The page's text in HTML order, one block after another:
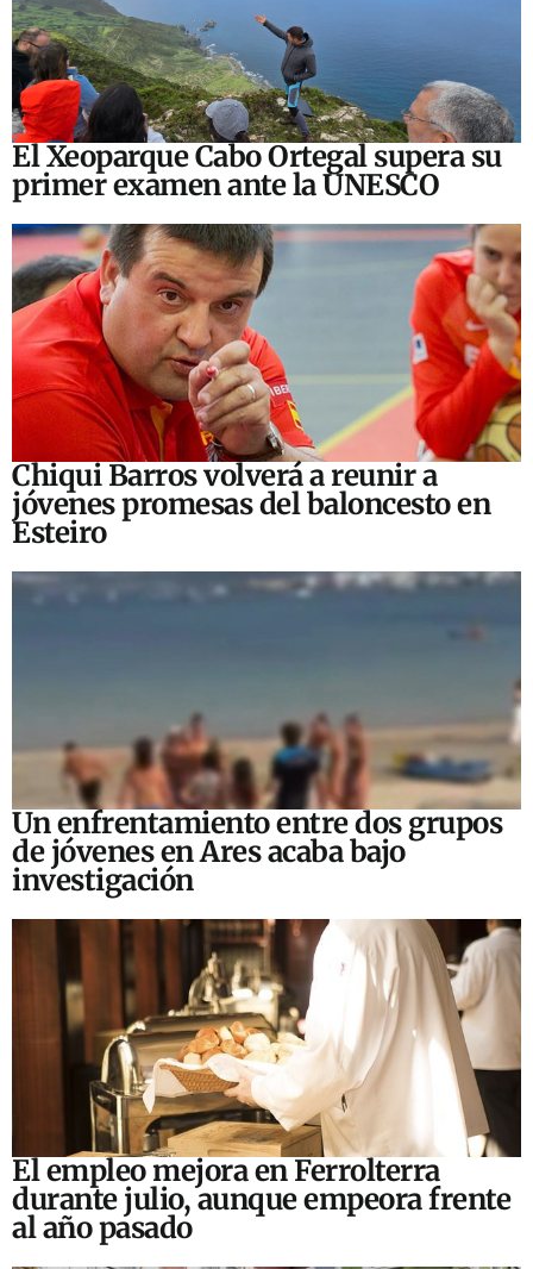
El Xeoparque Cabo Ortegal supera su
primer examen ante la UNESCO
Chiqui Barros volverá a reunir a
jóvenes promesas del baloncesto en
Esteiro
Un enfrentamiento entre dos grupos
de jóvenes en Ares acaba bajo
investigación
El empleo mejora en Ferrolterra
durante julio, aunque empeora frente
al año pasado